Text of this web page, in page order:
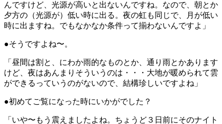
んですけど、光源が高いと出ないんですね。なので、朝とか
夕方の（光源が）低い時に出る。夜の虹も同じで、月が低い
時に出ますね。でもなかなか条件って揃わないんですよ」
●そうですよね〜。
「昼間は割と、にわか雨的なものとか、通り雨とかあります
けど、夜はあんまりそういうのは・・・大地が暖められて雲
ができるっていうのがないので、結構珍しいですよね」
●初めてご覧になった時にいかがでした？
「いや〜もう震えましたよね。ちょうど３日前にそのナイト